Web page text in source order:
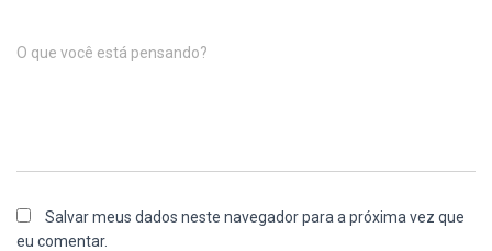
O que você está pensando?
Salvar meus dados neste navegador para a próxima vez que
eu comentar.